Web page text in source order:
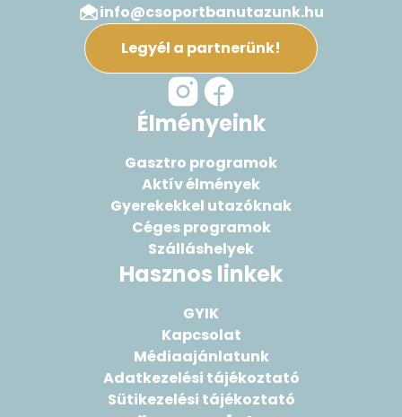
info@csoportbanutazunk.hu
Legyél a partnerünk!
Élményeink
Gasztro programok
Aktív élmények
Gyerekekkel utazóknak
Céges programok
Szálláshelyek
Hasznos linkek
GYIK
Kapcsolat
Médiaajánlatunk
Adatkezelési tájékoztató
Sütikezelési tájékoztató